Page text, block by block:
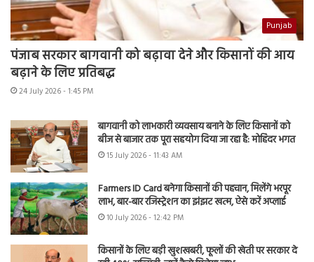
Punjab
पंजाब सरकार बागवानी को बढ़ावा देने और किसानों की आय
बढ़ाने के लिए प्रतिबद्ध
24 July 2026 - 1:45 PM
बागवानी को लाभकारी व्यवसाय बनाने के लिए किसानों को
बीज से बाजार तक पूरा सहयोग दिया जा रहा है: मोहिंदर भगत
15 July 2026 - 11:43 AM
Farmers ID Card बनेगा किसानों की पहचान, मिलेंगे भरपूर
लाभ, बार-बार रजिस्ट्रेशन का झंझट खत्म, ऐसे करें अप्लाई
10 July 2026 - 12:42 PM
किसानों के लिए बड़ी खुशखबरी, फूलों की खेती पर सरकार दे